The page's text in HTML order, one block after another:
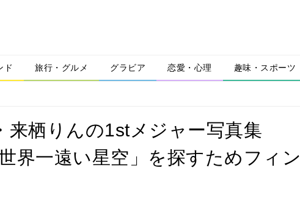
ド 旅行・グルメ グラビア 恋愛・心理 趣味・スポーツ
来栖りんの1stメジャー写真集
界一遠い星空」を探すためフィン